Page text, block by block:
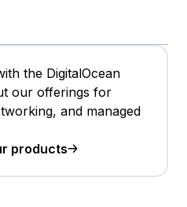
the DigitalOcean
our offerings for
and managed
products